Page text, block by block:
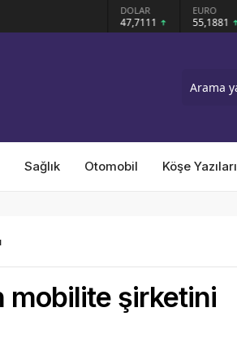
DOLAR
47,7111
EURO
55,1881
Sağlık Otomobil Köşe Yazıları
mobilite şirketini